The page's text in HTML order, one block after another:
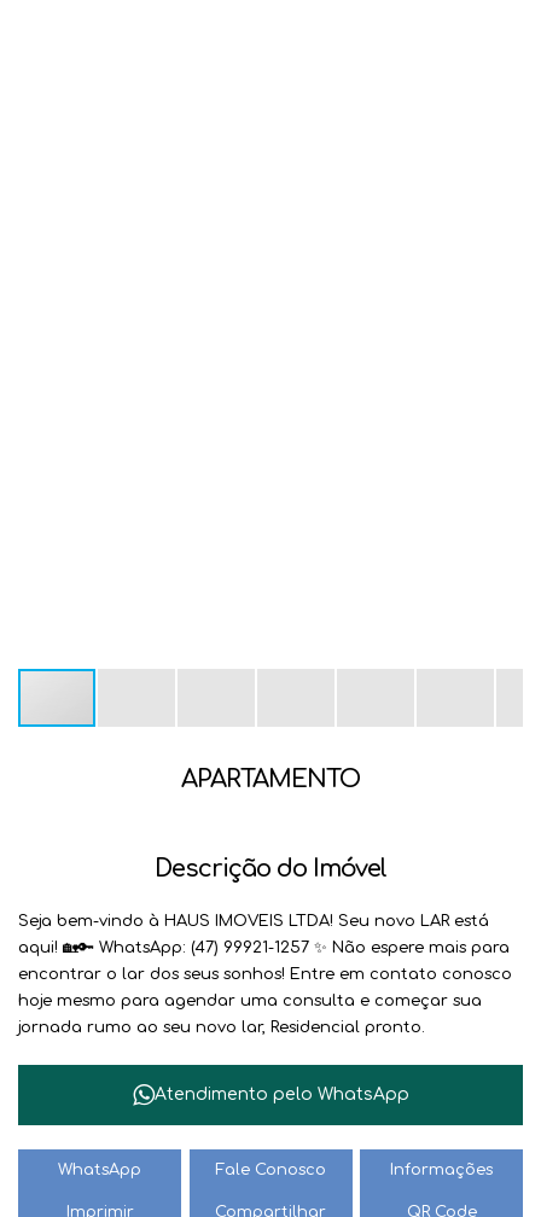
APARTAMENTO
Descrição do Imóvel
Seja bem-vindo à HAUS IMOVEIS LTDA! Seu novo LAR está
aqui! 🏡🔑 WhatsApp: (47) 99921-1257 ✨ Não espere mais para
encontrar o lar dos seus sonhos! Entre em contato conosco
hoje mesmo para agendar uma consulta e começar sua
jornada rumo ao seu novo lar, Residencial pronto.
Atendimento pelo WhatsApp
WhatsApp Fale Conosco Informações
Imprimir Compartilhar QR Code